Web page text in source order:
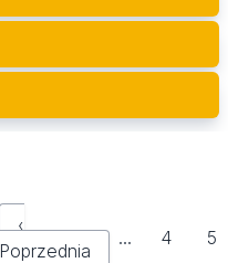
‹
Poprzednia
… 4 5